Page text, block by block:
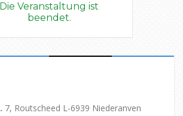
Die Veranstaltung ist
beendet.
7, Routscheed L-6939 Niederanven